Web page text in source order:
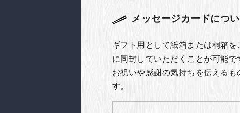
メッセージカードにつ
ギフト用として紙箱または桐箱
に同封していただくことが可能で
お祝いや感謝の気持ちを伝える
す。